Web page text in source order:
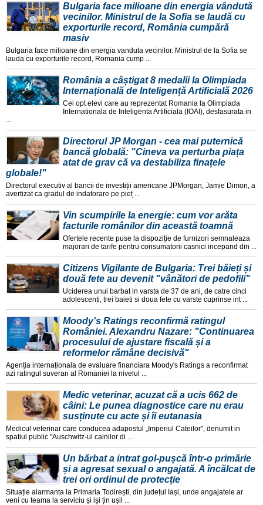
Bulgaria face milioane din energia vândută
vecinilor. Ministrul de la Sofia se laudă cu
exporturile record, România cumpără
masiv
Bulgaria face milioane din energia vanduta vecinilor. Ministrul de la Sofia se
lauda cu exporturile record, Romania cump ...
România a câștigat 8 medalii la Olimpiada
Internațională de Inteligență Artificială 2026
Cei opt elevi care au reprezentat Romania la Olimpiada
Internationala de Inteligenta Artificiala (IOAI), desfasurata in
...
Directorul JP Morgan - cea mai puternică
bancă globală: "Cineva va perturba piața
atat de grav că va destabiliza finațele
globale!"
Directorul executiv al bancii de investiții americane JPMorgan, Jamie Dimon, a
avertizat ca gradul de indatorare pe pieț ...
Vin scumpirile la energie: cum vor arăta
facturile românilor din această toamnă
Ofertele recente puse la dispoziție de furnizori semnaleaza
majorari de tarife pentru consumatorii casnici incepand din ...
Citizens Vigilante de Bulgaria: Trei băieți și
două fete au devenit "vânători de pedofili"
Uciderea unui barbat in varsta de 37 de ani, de catre cinci
adolescenti, trei baieti si doua fete cu varste cuprinse int ...
Moody's Ratings reconfirmă ratingul
României. Alexandru Nazare: "Continuarea
procesului de ajustare fiscală și a
reformelor rămâne decisivă"
Agenția internaționala de evaluare financiara Moody's Ratings a reconfirmat
azi ratingul suveran al Romaniei la nivelul ...
Medic veterinar, acuzat că a ucis 662 de
câini: Le punea diagnostice care nu erau
susținute cu acte și îi eutanasia
Medicul veterinar care conducea adapostul „Imperiul Cateilor", denumit in
spatiul public "Auschwitz-ul cainilor di ...
Un bărbat a intrat gol-pușcă într-o primărie
și a agresat sexual o angajată. A încălcat de
trei ori ordinul de protecție
Situație alarmanta la Primaria Todirești, din județul Iași, unde angajatele ar
veni cu teama la serviciu și iși țin ușil ...